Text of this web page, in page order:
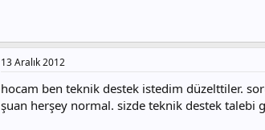
13 Aralık 2012
hocam ben teknik destek istedim düzelttiler.
şuan herşey normal. sizde teknik destek talebi